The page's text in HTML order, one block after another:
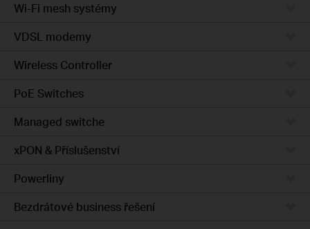
Wi-Fi mesh systémy
VDSL modemy
Wireless Controller
PoE Switches
Managed switche
xPON & Příslušenství
Powerliny
Bezdrátové business řešení